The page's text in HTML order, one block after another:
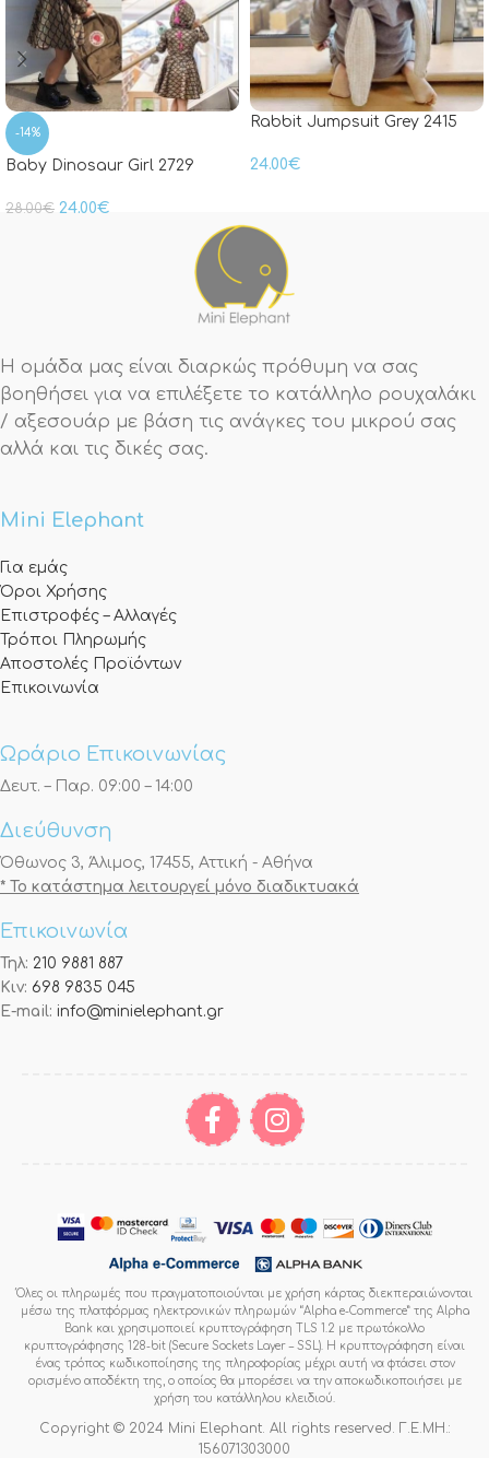
-14%
Baby Dinosaur Girl 2729
28.00€ 24.00€
Rabbit Jumpsuit Grey 2415
24.00€
Η ομάδα μας είναι διαρκώς πρόθυμη να σας
βοηθήσει για να επιλέξετε το κατάλληλο ρουχαλάκι
/ αξεσουάρ με βάση τις ανάγκες του μικρού σας
αλλά και τις δικές σας.
Mini Elephant
Για εμάς
Όροι Χρήσης
Επιστροφές – Αλλαγές
Τρόποι Πληρωμής
Αποστολές Προϊόντων
Επικοινωνία
Ωράριο Επικοινωνίας
Δευτ. – Παρ. 09:00 – 14:00
Διεύθυνση
Όθωνος 3, Άλιμος, 17455, Αττική - Αθήνα
* Το κατάστημα λειτουργεί μόνο διαδικτυακά
Επικοινωνία
Τηλ: 210 9881 887
Κιν: 698 9835 045
E-mail: info@minielephant.gr
Όλες οι πληρωμές που πραγματοποιούνται με χρήση κάρτας διεκπεραιώνονται
μέσω της πλατφόρμας ηλεκτρονικών πληρωμών “Alpha e-Commerce” της Alpha
Bank και χρησιμοποιεί κρυπτογράφηση TLS 1.2 με πρωτόκολλο
κρυπτογράφησης 128-bit (Secure Sockets Layer – SSL). Η κρυπτογράφηση είναι
ένας τρόπος κωδικοποίησης της πληροφορίας μέχρι αυτή να φτάσει στον
ορισμένο αποδέκτη της, ο οποίος θα μπορέσει να την αποκωδικοποιήσει με
χρήση του κατάλληλου κλειδιού.
Copyright © 2024 Mini Elephant. All rights reserved. Γ.Ε.ΜΗ.:
156071303000